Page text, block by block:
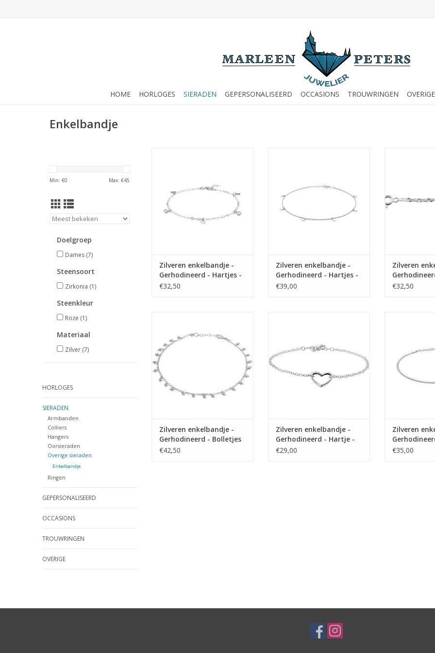
HOME HORLOGES SIERADEN GEPERSONALISEERD OCCASIONS TROUWRINGEN OVERIGE
Enkelbandje
Min: €0 Max: €45
Doelgroep
Dames (7)
Steensoort
Zirkonia (1)
Steenkleur
Roze (1)
Materiaal
Zilver (7)
HORLOGES
SIERADEN
Armbanden
Colliers
Hangers
Oorsieraden
Overige sieraden
Enkelbandje
Ringen
GEPERSONALISEERD
OCCASIONS
TROUWRINGEN
OVERIGE
TOEVOEGEN AAN WINKELWAGEN
Zilveren enkelbandje -
Gerhodineerd - Hartjes -
Roze zirkonia- 24 + 2 cm
€32,50
TOEVOEGEN AAN WINKELWAGEN
Zilveren enkelbandje -
Gerhodineerd - Hartjes -
24 + 2 cm
€39,00
Zilveren
Singapore -
€32,50
mm - 24 + 2 cm
TOEVOEGEN AAN WINKELWAGEN
Zilveren enkelbandje -
Gerhodineerd - Bolletjes
- 2.0 mm - 24 + 2 cm
€42,50
Zilveren enkelbandje -
Gerhodineerd - Hartje -
24 + 2 cm
€29,00
TOEVOEGEN
Zilveren
- 2.4 mm -
€35,00